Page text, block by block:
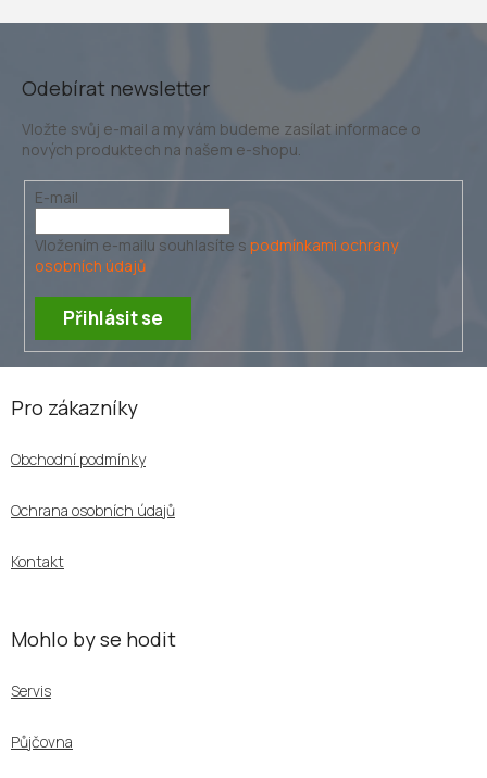
Odebírat newsletter
Vložte svůj e-mail a my vám budeme zasílat informace o
nových produktech na našem e-shopu.
E-mail
Vložením e-mailu souhlasíte s podmínkami ochrany
osobních údajů
Přihlásit se
Pro zákazníky
Obchodní podmínky
Ochrana osobních údajů
Kontakt
Mohlo by se hodit
Servis
Půjčovna